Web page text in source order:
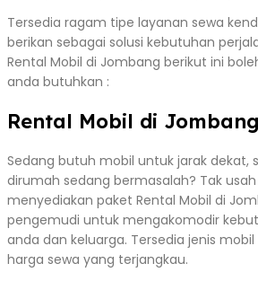
Tersedia ragam tipe layanan sewa
berikan sebagai solusi kebutuhan
Rental Mobil di Jombang berikut ini
anda butuhkan :
Rental Mobil di
Sedang butuh mobil untuk jarak dekat,
dirumah sedang bermasalah? Tak
menyediakan paket Rental Mobil di
pengemudi untuk mengakomodir
anda dan keluarga. Tersedia jenis
harga sewa yang terjangkau.